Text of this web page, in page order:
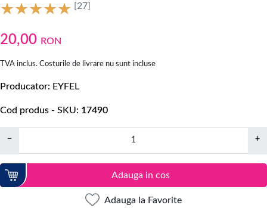
[27]
20,00 RON
TVA inclus. Costurile de livrare nu sunt incluse
Producator EYFEL
Cod produs - SKU 17490
− +
Adauga in cos
Adauga la Favorite